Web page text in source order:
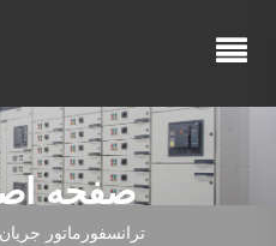
صفحه
ترانسفورماتور جریان